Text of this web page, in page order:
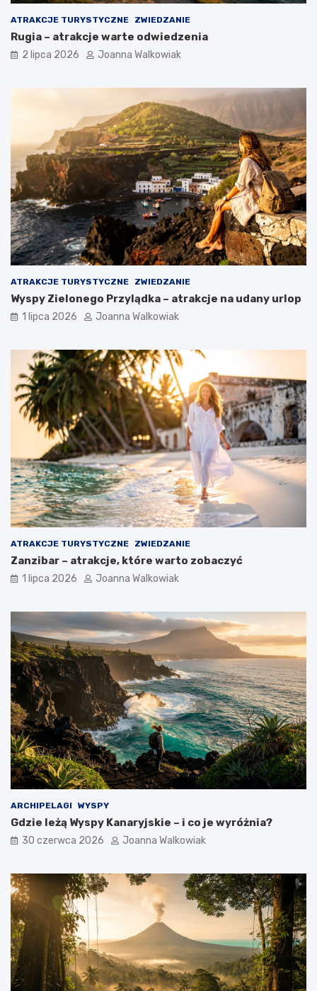
ATRAKCJE TURYSTYCZNE ZWIEDZANIE
Rugia – atrakcje warte odwiedzenia
2 lipca 2026 Joanna Walkowiak
ATRAKCJE TURYSTYCZNE ZWIEDZANIE
Wyspy Zielonego Przylądka – atrakcje na udany urlop
1 lipca 2026 Joanna Walkowiak
ATRAKCJE TURYSTYCZNE ZWIEDZANIE
Zanzibar – atrakcje, które warto zobaczyć
1 lipca 2026 Joanna Walkowiak
ARCHIPELAGI WYSPY
Gdzie leżą Wyspy Kanaryjskie – i co je wyróżnia?
30 czerwca 2026 Joanna Walkowiak